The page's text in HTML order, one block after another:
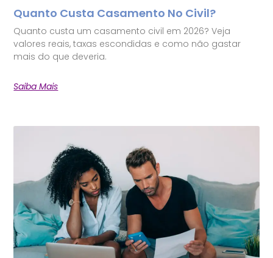
Quanto Custa Casamento No Civil?
Quanto custa um casamento civil em 2026? Veja
valores reais, taxas escondidas e como não gastar
mais do que deveria.
Saiba Mais